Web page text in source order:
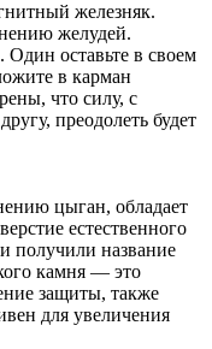
железняк.
желудей.
Один оставьте в своем
в карман
что силу, с
преодолеть будет
цыган, обладает
естественного
получили название
камня — это
защиты, также
для увеличения